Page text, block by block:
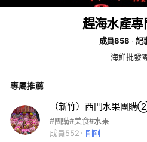
趕海水產
成員858
記
海鮮批發
專屬推薦
（新竹）西門水果團購
#團購#美食#水果
成員552
剛剛